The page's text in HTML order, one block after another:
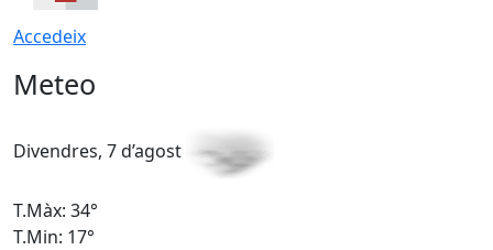
Accedeix
Meteo
Divendres, 7 d’agost
T.Màx: 34°
T.Min: 17°